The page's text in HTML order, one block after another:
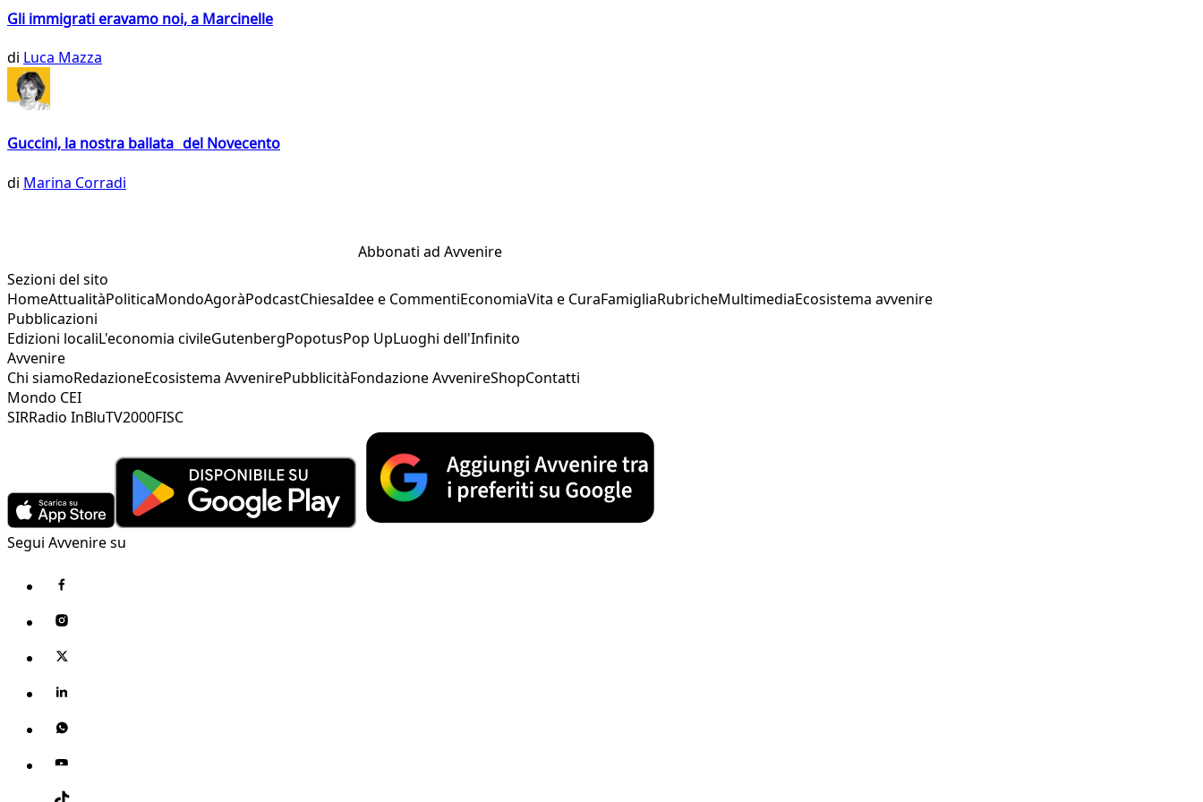
Gli immigrati eravamo noi, a Marcinelle
di Luca Mazza
Guccini, la nostra ballata del Novecento
di Marina Corradi
Abbonati ad Avvenire
Sezioni del sito
HomeAttualitàPoliticaMondoAgoràPodcastChiesaIdee e CommentiEconomiaVita e CuraFamigliaRubricheMultimediaEcosistema avvenire
Pubblicazioni
Edizioni localiL'economia civileGutenbergPopotusPop UpLuoghi dell'Infinito
Avvenire
Chi siamoRedazioneEcosistema AvvenirePubblicitàFondazione AvvenireShopContatti
Mondo CEI
SIRRadio InBluTV2000FISC
Segui Avvenire su